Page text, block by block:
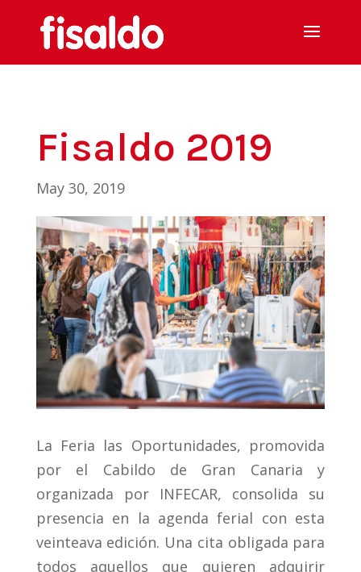
Fisaldo 2019
May 30, 2019
La Feria las Oportunidades, promovida
por el Cabildo de Gran Canaria y
organizada por INFECAR, consolida su
presencia en la agenda ferial con esta
veinteava edición. Una cita obligada para
todos aquellos que quieren adquirir